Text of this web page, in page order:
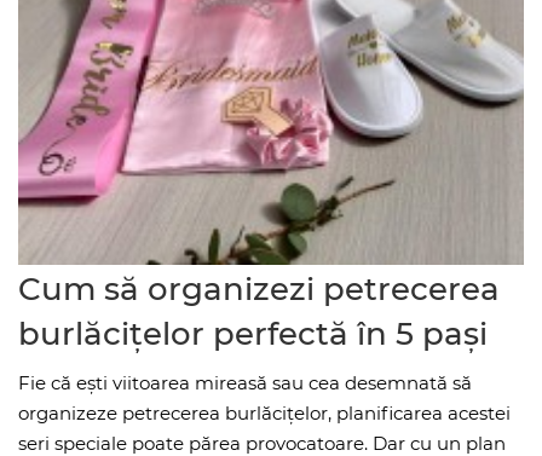
Cum să organizezi petrecerea
burlăcițelor perfectă în 5 pași
Fie că eşti viitoarea mireasă sau cea desemnată să
organizeze petrecerea burlăcițelor, planificarea acestei
seri speciale poate părea provocatoare. Dar cu un plan